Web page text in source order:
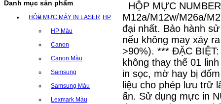
Danh mục sản phẩm
HỘP MỰC MÁY IN LASER HP
HP Màu
Canon
Canon Màu
Samsung
Samsung Màu
Lexmark Màu
HỘP MỰC
M12a/M12w/M26a/
đại nhất. Bảo hành
nếu không may xảy
>90%). *** ĐẶC
không thay thế 01
in sọc, mờ hay bị
liệu cho phép lưu trữ
ấn. Sử dụng mực in